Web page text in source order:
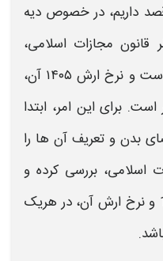
داریم، در خصوص دیه
قانون مجازات اسلامی،
و نرخ ارش ۱۴۰۵ آن​
،
برای این امر، ابتدا
بدن و تعریف آن ها را
مجازات اسلامی، بررسی کرده و
آن، در هریک